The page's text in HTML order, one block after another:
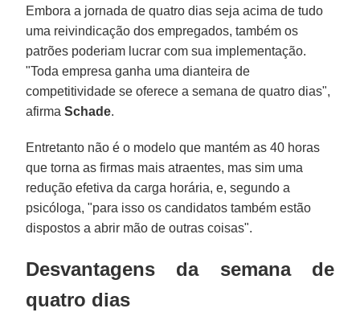
Embora a jornada de quatro dias seja acima de tudo
uma reivindicação dos empregados, também os
patrões poderiam lucrar com sua implementação.
"Toda empresa ganha uma dianteira de
competitividade se oferece a semana de quatro dias",
afirmaSchade.
Entretanto não é o modelo que mantém as 40 horas
que torna as firmas mais atraentes, mas sim uma
redução efetiva da carga horária, e, segundo a
psicóloga, "para isso os candidatos também estão
dispostos a abrir mão de outras coisas".
Desvantagens da semana de
quatro dias